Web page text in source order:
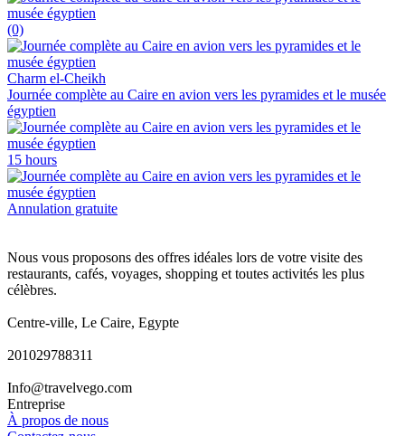
(0)
Charm el-Cheikh
Journée complète au Caire en avion vers les pyramides et le musée
égyptien
15 hours
Annulation gratuite
Nous vous proposons des offres idéales lors de votre visite des
restaurants, cafés, voyages, shopping et toutes activités les plus
célèbres.
Centre-ville, Le Caire, Egypte
201029788311
Info@travelvego.com
Entreprise
À propos de nous